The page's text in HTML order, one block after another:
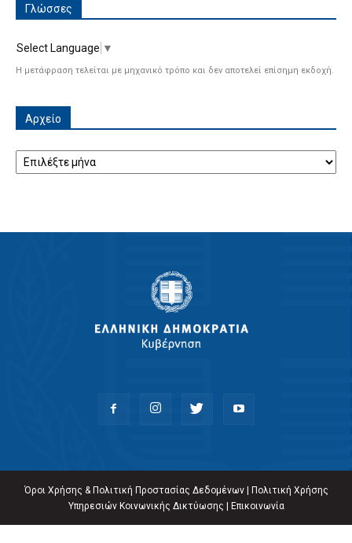
Γλώσσες
Select Language ▼
Η μετάφραση τελείται με μηχανικό τρόπο και δεν αποτελεί επίσημη εκδοχή.
Αρχείο
Αρχείο
Όροι Χρήσης & Πολιτική Προστασίας Δεδομένων|
Πολιτική Χρήσης
Υπηρεσιών Κοινωνικής Δικτύωσης
Επικοινωνία